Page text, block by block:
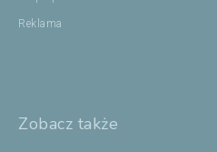
Reklama
Zobacz także